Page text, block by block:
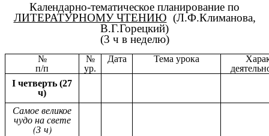
Календарно-тематическое планирование по
ЛИТЕРАТУРНОМУ ЧТЕНИЮ (Л.Ф.Климанова,
В.Г.Горецкий)
(3 ч в неделю)
№
п/п
№
ур.
Дата Тема урока
I четверть (27
ч)
Самое великое
чудо на свете
(3ч)